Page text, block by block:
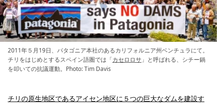
2011年５月19日、パタゴニア本社のあるカリフォルニア州ベンチュラにて。
チリをはじめとするスペイン語圏では「カセロロサ 」と呼ばれる、シチー鍋
を叩いての抗議運動。Photo: Tim Davis
チリの原生地区であるアイセン地区に５つの巨大なダムを建設す